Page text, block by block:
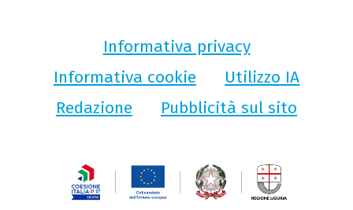
Informativa privacy
Informativa cookie
Utilizzo IA
Redazione
Pubblicità sul sito